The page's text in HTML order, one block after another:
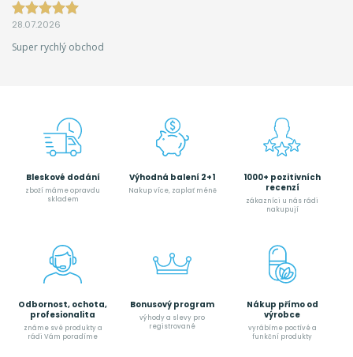
28.07.2026
Super rychlý obchod
Bleskové dodání
zboží máme opravdu
skladem
Výhodná balení 2+1
Nakup více, zaplať méně
1000+ pozitivních
recenzí
zákazníci u nás rádi
nakupují
Odbornost, ochota,
profesionalita
známe své produkty a
rádi Vám poradíme
Bonusový program
výhody a slevy pro
registrované
Nákup přímo od
výrobce
vyrábíme poctívé a
funkční produkty